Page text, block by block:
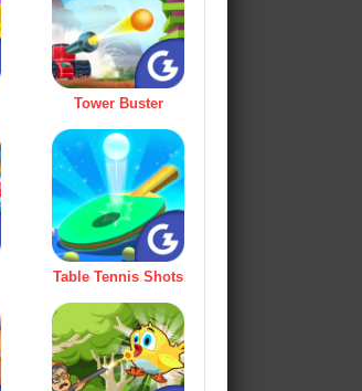
Tower Buster
Table Tennis Shots